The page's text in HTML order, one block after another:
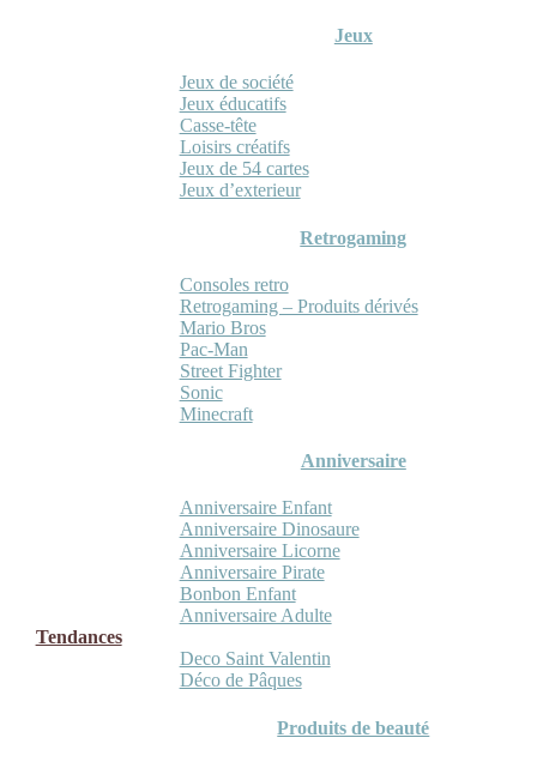
Jeux
Jeux de société
Jeux éducatifs
Casse-tête
Loisirs créatifs
Jeux de 54 cartes
Jeux d’exterieur
Retrogaming
Consoles retro
Retrogaming – Produits dérivés
Mario Bros
Pac-Man
Street Fighter
Sonic
Minecraft
Anniversaire
Anniversaire Enfant
Anniversaire Dinosaure
Anniversaire Licorne
Anniversaire Pirate
Bonbon Enfant
Anniversaire Adulte
Tendances
Deco Saint Valentin
Déco de Pâques
Produits de beauté